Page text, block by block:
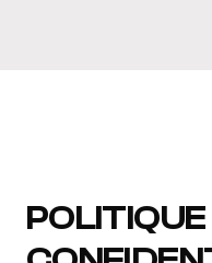
POLITIQUE